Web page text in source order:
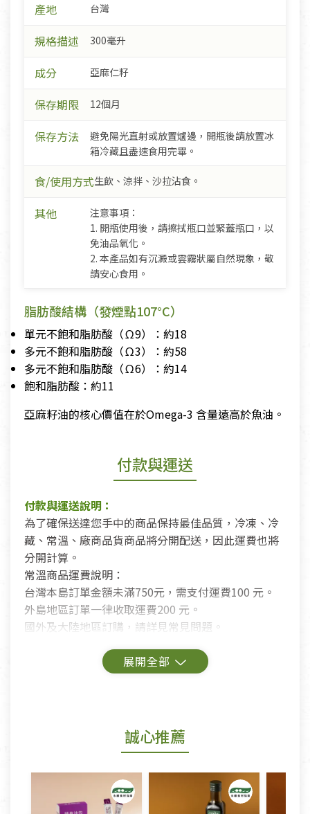
產地 台灣
規格描述 300毫升
成分 亞麻仁籽
保存期限 12個月
保存方法
避免陽光直射或放置爐邊，開瓶後請放置冰
箱冷藏且盡速食用完畢。
食/使用方式生飲、涼拌、沙拉沾食。
其他
注意事項：
1. 開瓶使用後，請擦拭瓶口並緊蓋瓶口，以
免油品氧化。
2. 本產品如有沉澱或雲霧狀屬自然現象，敬
請安心食用。
脂肪酸結構（發煙點107°C）
單元不飽和脂肪酸（Ω9）：約18
多元不飽和脂肪酸（Ω3）：約58
多元不飽和脂肪酸（Ω6）：約14
飽和脂肪酸：約11
亞麻籽油的核心價值在於Omega-3 含量遠高於魚油。
付款與運送
付款與運送說明：
為了確保送達您手中的商品保持最佳品質，冷凍、冷
藏、常溫、廠商品貨商品將分開配送，因此運費也將
分開計算。
常溫商品運費說明：
台灣本島訂單金額未滿750元，需支付運費100 元。
外島地區訂單一律收取運費200 元。
國外及大陸地區訂購，請詳見常見問題。
鑑賞期商品說明：
若您購買的商品有下列「不適用七天鑑賞期商品」情
形者，除商品瑕疵以外，恕不接受退換貨.
依消保法之規定提供該商品七天免費鑑賞期(含例假
日)的服務，原則上若商品未經使用或被汙損(除商品
瑕疵)，一般皆可申請退換貨。
誠心推薦